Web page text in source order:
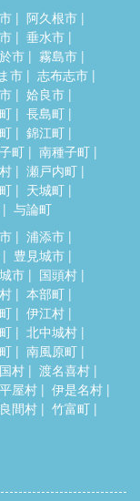
阿久根市
垂水市
市
霧島市
市
志布志市
姶良市
長島町
錦江町
町
南種子町
瀬戸内町
天城町
与論町
浦添市
豊見城市
市
国頭村
本部町
伊江村
北中城村
南風原町
村
渡名喜村
屋村
伊是名村
間村
竹富町